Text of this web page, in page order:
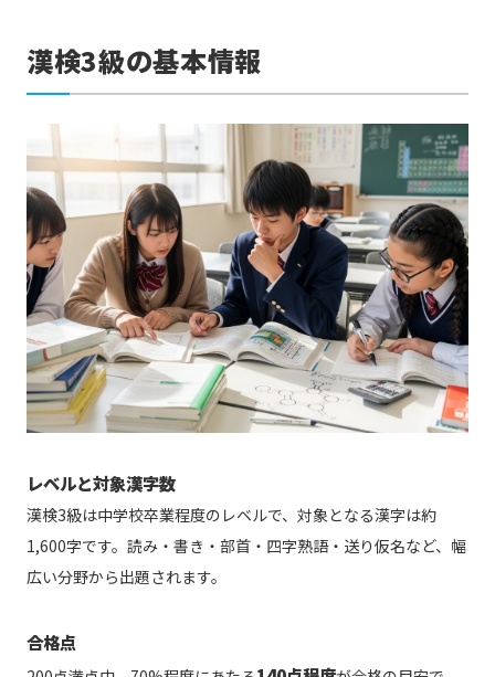
漢検3級の基本情報
レベルと対象漢字数
漢検3級は中学校卒業程度のレベルで、対象となる漢字は約
1,600字です。読み・書き・部首・四字熟語・送り仮名など、幅
広い分野から出題されます。
合格点